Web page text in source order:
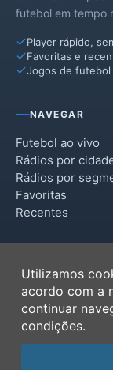
futebol em tempo
Player rápido,
Favoritas e
Jogos de futebol
NAVEGAR
Futebol ao vivo
Rádios por
Rádios por
Favoritas
Recentes
Termos de Uso
Política de
Ferramentas
Contato
Utilizamos
acordo com a
continuar
condições.